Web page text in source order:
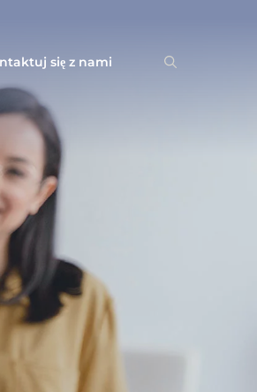
się z nami